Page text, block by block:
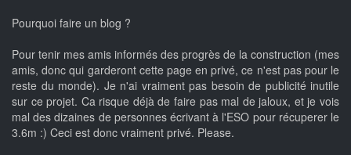
Pourquoi faire un blog ?
Pour tenir mes amis informés des progrès de la construction (mes
amis, donc qui garderont cette page en privé, ce n'est pas pour le
reste du monde). Je n'ai vraiment pas besoin de publicité inutile
sur ce projet. Ca risque déjà de faire pas mal de jaloux, et je vois
mal des dizaines de personnes écrivant à l'ESO pour récuperer le
3.6m :) Ceci est donc vraiment privé. Please.